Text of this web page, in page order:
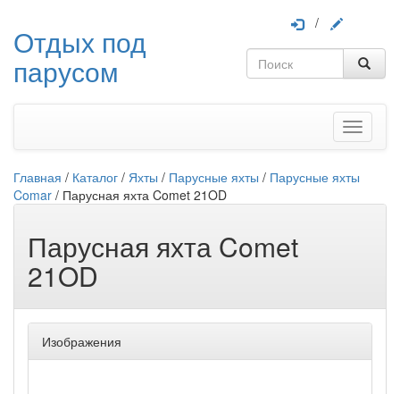
Отдых под
парусом
/
Меню
Главная / Каталог / Яхты / Парусные яхты / Парусные яхты
Comar / Парусная яхта Comet 21OD
Парусная яхта Comet
21OD
Изображения